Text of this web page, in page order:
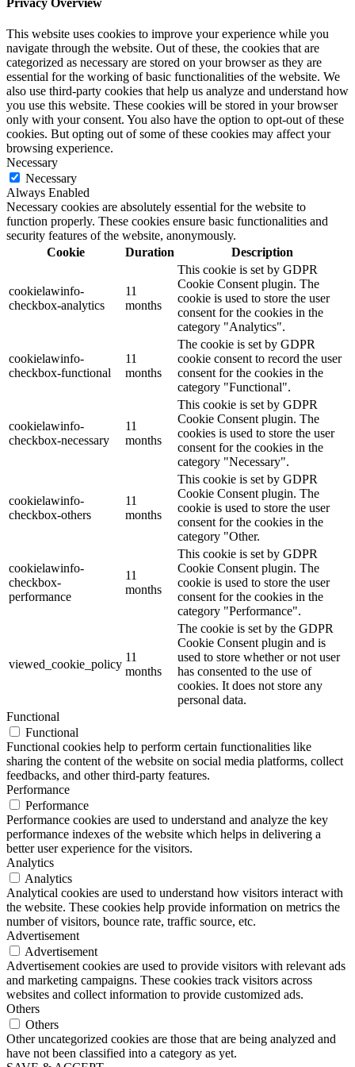
This website uses cookies to improve your experience while you
navigate through the website. Out of these, the cookies that are
categorized as necessary are stored on your browser as they are
essential for the working of basic functionalities of the website. We
also use third-party cookies that help us analyze and understand how
you use this website. These cookies will be stored in your browser
only with your consent. You also have the option to opt-out of these
cookies. But opting out of some of these cookies may affect your
browsing experience.
Necessary
Necessary
Always Enabled
Necessary cookies are absolutely essential for the website to
function properly. These cookies ensure basic functionalities and
security features of the website, anonymously.
Cookie
Duration Description
cookielawinfo-
checkbox-analytics
11
months
This cookie is set by GDPR
Cookie Consent plugin. The
cookie is used to store the user
consent for the cookies in the
category "Analytics".
cookielawinfo-
checkbox-functional
11
months
The cookie is set by GDPR
cookie consent to record the user
consent for the cookies in the
category "Functional".
cookielawinfo-
checkbox-necessary
11
months
This cookie is set by GDPR
Cookie Consent plugin. The
cookies is used to store the user
consent for the cookies in the
category "Necessary".
cookielawinfo-
checkbox-others
11
months
This cookie is set by GDPR
Cookie Consent plugin. The
cookie is used to store the user
consent for the cookies in the
category "Other.
cookielawinfo-
checkbox-
performance
11
months
This cookie is set by GDPR
Cookie Consent plugin. The
cookie is used to store the user
consent for the cookies in the
category "Performance".
viewed_cookie_policy
11
months
The cookie is set by the GDPR
Cookie Consent plugin and is
used to store whether or not user
has consented to the use of
cookies. It does not store any
personal data.
Functional
Functional
Functional cookies help to perform certain functionalities like
sharing the content of the website on social media platforms, collect
feedbacks, and other third-party features.
Performance
Performance
Performance cookies are used to understand and analyze the key
performance indexes of the website which helps in delivering a
better user experience for the visitors.
Analytics
Analytics
Analytical cookies are used to understand how visitors interact with
the website. These cookies help provide information on metrics the
number of visitors, bounce rate, traffic source, etc.
Advertisement
Advertisement
Advertisement cookies are used to provide visitors with relevant ads
and marketing campaigns. These cookies track visitors across
websites and collect information to provide customized ads.
Others
Others
Other uncategorized cookies are those that are being analyzed and
have not been classified into a category as yet.